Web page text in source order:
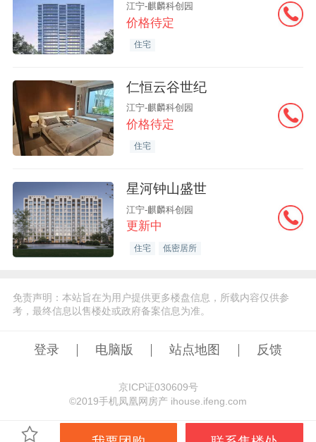
江宁-麒麟科创园
价格待定
住宅
仁恒云谷世纪
江宁-麒麟科创园
价格待定
住宅
星河钟山盛世
江宁-麒麟科创园
更新中
住宅 低密居所
免责声明：本站旨在为用户提供更多楼盘信息，所载内容仅供参
考，最终信息以售楼处或政府备案信息为准。
登录 电脑版 站点地图 反馈
京ICP证030609号
©️2019手机凤凰网房产 ihouse.ifeng.com